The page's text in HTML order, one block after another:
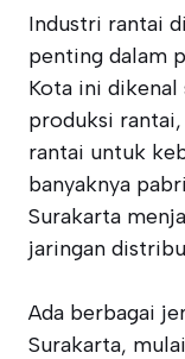
Industri rantai
penting dalam
Kota ini dikenal
produksi
rantai untuk
banyaknya
Surakarta
jaringan
Ada berbagai
Surakarta,